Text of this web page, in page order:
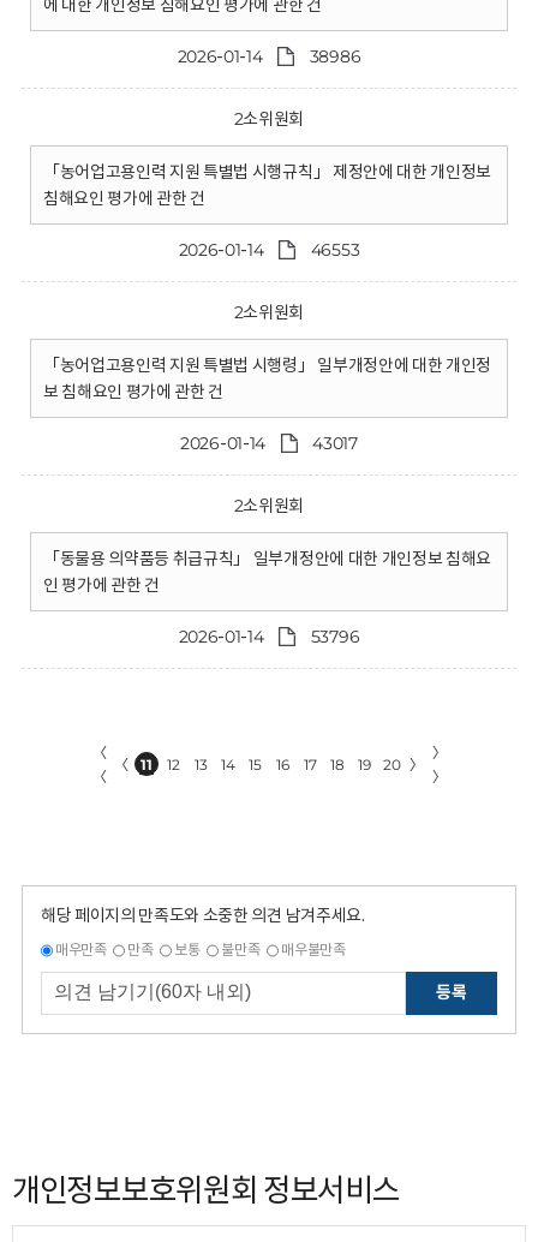
에 대한 개인정보 침해요인 평가에 관한 건
2026-01-14 38986
2소위원회
「농어업고용인력 지원 특별법 시행규칙」 제정안에 대한 개인정보
침해요인 평가에 관한 건
2026-01-14 46553
2소위원회
「농어업고용인력 지원 특별법 시행령」 일부개정안에 대한 개인정
보 침해요인 평가에 관한 건
2026-01-14 43017
2소위원회
「동물용 의약품등 취급규칙」 일부개정안에 대한 개인정보 침해요
인 평가에 관한 건
2026-01-14 53796
〈
〈
〈 11 12 13 14 15 16 17 18 19 20 〉
〉
〉
해당 페이지의 만족도와 소중한 의견 남겨주세요.
매우만족 만족 보통 불만족 매우불만족
등록
개인정보보호위원회 정보서비스